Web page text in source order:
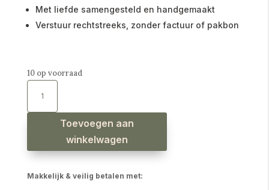
Met liefde samengesteld en handgemaakt
Verstuur rechtstreeks, zonder factuur of pakbon
10 op voorraad
Enkele
aantal
Toevoegen aan
winkelwagen
Makkelijk & veilig betalen met: